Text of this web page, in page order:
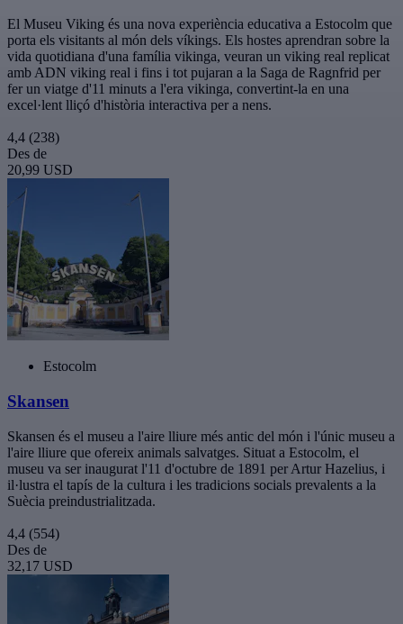
El Museu Viking és una nova experiència educativa a Estocolm que
porta els visitants al món dels víkings. Els hostes aprendran sobre la
vida quotidiana d'una família vikinga, veuran un viking real replicat
amb ADN viking real i fins i tot pujaran a la Saga de Ragnfrid per
fer un viatge d'11 minuts a l'era vikinga, convertint-la en una
excel·lent lliçó d'història interactiva per a nens.
4,4 (238)
Des de
20,99 USD
Estocolm
Skansen
Skansen és el museu a l'aire lliure més antic del món i l'únic museu a
l'aire lliure que ofereix animals salvatges. Situat a Estocolm, el
museu va ser inaugurat l'11 d'octubre de 1891 per Artur Hazelius, i
il·lustra el tapís de la cultura i les tradicions socials prevalents a la
Suècia preindustrialitzada.
4,4 (554)
Des de
32,17 USD